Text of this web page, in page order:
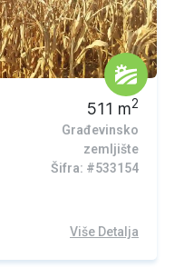
511 m2
Građevinsko
zemljište
Šifra: #533154
Više Detalja